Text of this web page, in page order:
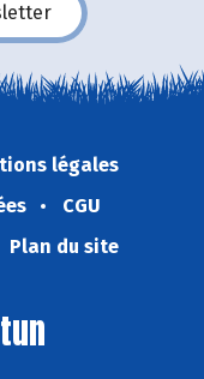
légales
CGU
Plan du site